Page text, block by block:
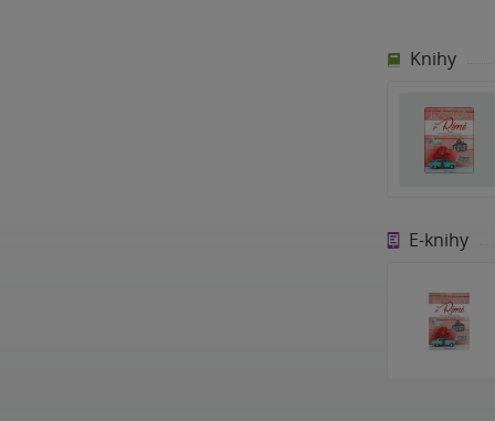
Knihy
E-knihy